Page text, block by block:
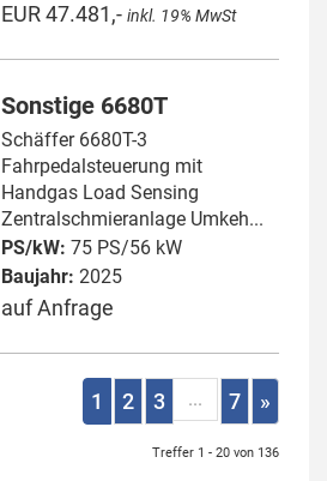
EUR 47.481,- inkl. 19% MwSt
Sonstige 6680T
Schäffer 6680T-3
Fahrpedalsteuerung mit
Handgas Load Sensing
Zentralschmieranlage Umkeh...
PS/kW: 75 PS/56 kW
Baujahr: 2025
auf Anfrage
1 2 3 ... 7 »
Treffer 1 - 20 von 136